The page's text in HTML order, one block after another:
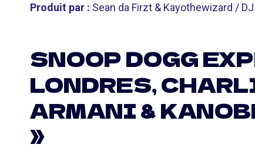
Produit par : Sean da Firzt & Kayothewizard /
SNOOP DOGG
LONDRES,
ARMANI &
»